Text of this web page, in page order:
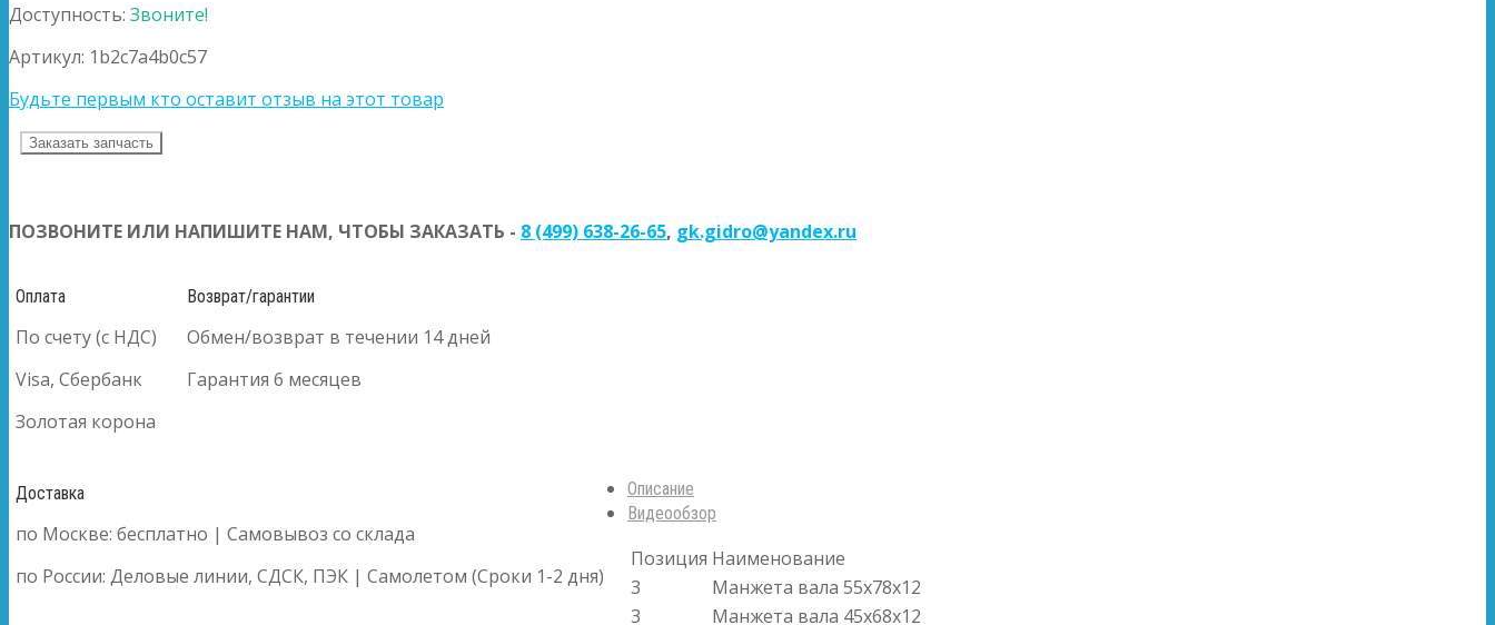
Доступность: Звоните!
Артикул: 1b2c7a4b0c57
Будьте первым кто оставит отзыв на этот товар
Заказать запчасть
ПОЗВОНИТЕ ИЛИ НАПИШИТЕ НАМ, ЧТОБЫ ЗАКАЗАТЬ - 8 (499) 638-26-65, gk.gidro@yandex.ru
Оплата
По счету (с НДС)
Visa, Сбербанк
Золотая корона
Возврат/гарантии
Обмен/возврат в течении 14 дней
Гарантия 6 месяцев
Доставка
по Москве: бесплатно | Самовывоз со склада
по России: Деловые линии, СДСК, ПЭК | Самолетом (Сроки 1-2 дня)
Описание
Видеообзор
Позиция Наименование
3
Манжета вала 55x78x12
3
Манжета вала 45x68x12